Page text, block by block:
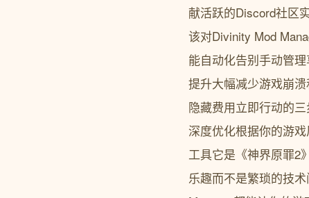
献活跃的Discord社区
该对Divinity Mod
能自动化告别手动管
提升大幅减少游戏崩
隐藏费用立即行动的
深度优化根据你的游
工具它是《神界原罪2
乐趣而不是繁琐的技